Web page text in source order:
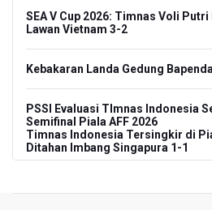
SEA V Cup 2026: Timnas Voli
Lawan Vietnam 3-2
Kebakaran Landa Gedung
PSSI Evaluasi TImnas Indonesia
Semifinal Piala AFF 2026
Timnas Indonesia Tersingkir di
Ditahan Imbang Singapura 1-1